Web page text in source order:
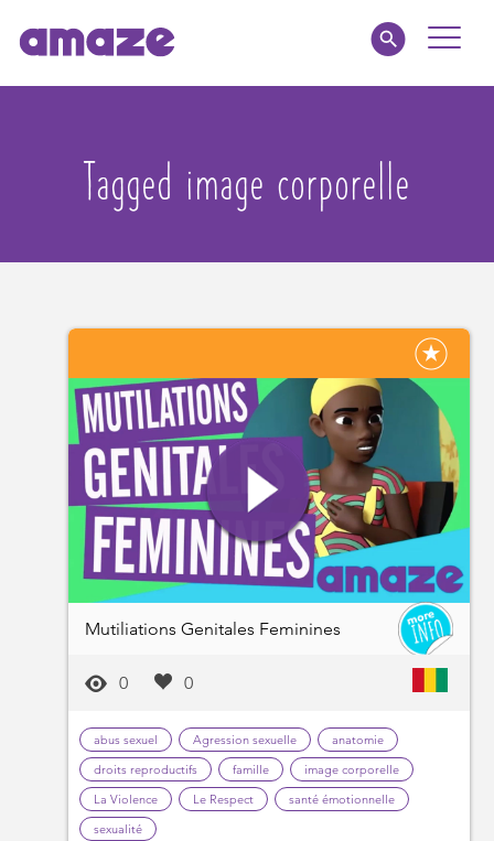
MY AMAZE
Toggle
EducatorsTagged image corporelle
Mutiliations Genitales Feminines
0 0
abus sexuel Agression sexuelle
anatomie
droits reproductifs
famille
image corporelle
La Violence
Le Respect
santé émotionnelle
sexualité